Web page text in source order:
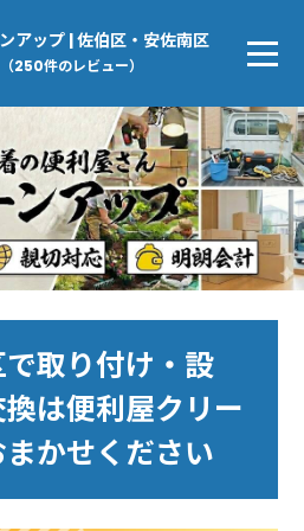
アップ | 佐伯区・安佐南区
250件のレビュー）
取り付け・設
は便利屋クリー
かせください